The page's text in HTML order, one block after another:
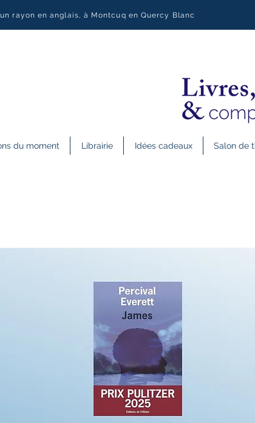
rayon en anglais, à Montcuq en Quercy Blanc
du moment Librairie Idées cadeaux Salon de